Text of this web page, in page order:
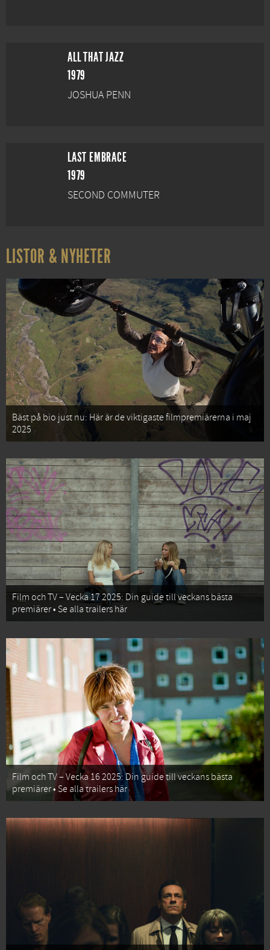
ALL THAT JAZZ
1979
JOSHUA PENN
LAST EMBRACE
1979
SECOND COMMUTER
LISTOR & NYHETER
Bäst på bio just nu: Här är de viktigaste filmpremiärerna i maj
2025
Film och TV – Vecka 17 2025: Din guide till veckans bästa
premiärer • Se alla trailers här
Film och TV – Vecka 16 2025: Din guide till veckans bästa
premiärer • Se alla trailers här